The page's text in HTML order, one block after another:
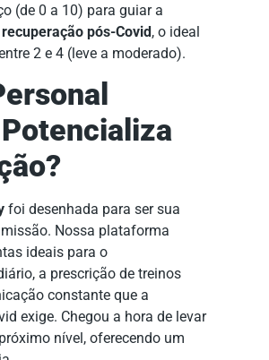
(de 0 a 10) para guiar a
recuperação pós-Covid, o ideal
2 e 4 (leve a moderado).
foi desenhada para ser sua
Nossa plataforma
ideais para o
a prescrição de treinos
constante que a
exige. Chegou a hora de levar
nível, oferecendo um